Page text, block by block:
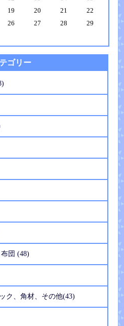
19 20 21
22
26 27 28
29
ゴリー
団 (48)
ク、角材、その他(43)